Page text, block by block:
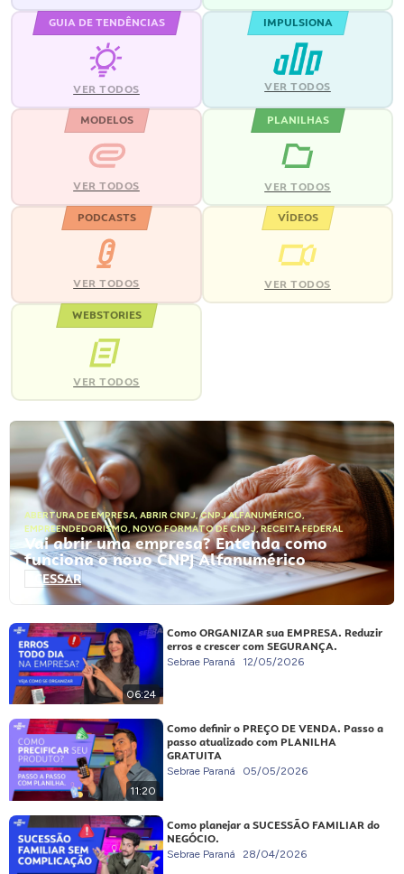
GUIA DE TENDÊNCIAS
VER TODOS
IMPULSIONA
VER TODOS
MODELOS
VER TODOS
PLANILHAS
VER TODOS
PODCASTS
VER TODOS
VÍDEOS
VER TODOS
WEBSTORIES
VER TODOS
ABERTURA DE EMPRESA, ABRIR CNPJ,CNPJ ALFANUMÉRICO,
EMPREENDEDORISMO, NOVO FORMATO DE CNPJ,RECEITA FEDERAL
Vai abrir uma empresa? Entenda como
funciona o novo CNPJ Alfanumérico
ACESSAR
06:24
Como ORGANIZAR sua EMPRESA. Reduzir
erros e crescer com SEGURANÇA.
Sebrae Paraná 12/05/2026
11:20
Como definir o PREÇO DE VENDA. Passo a
passo atualizado com PLANILHA
GRATUITA
Sebrae Paraná 05/05/2026
Como planejar a SUCESSÃO FAMILIAR do
NEGÓCIO.
Sebrae Paraná 28/04/2026